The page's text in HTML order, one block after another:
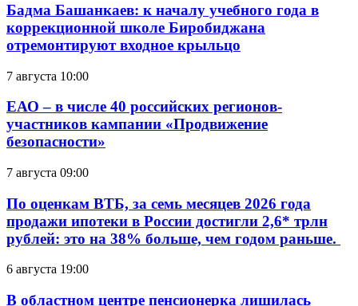
Бадма Башанкаев: к началу учебного года в
коррекционной школе Биробиджана
отремонтируют входное крыльцо
7 августа 10:00
ЕАО – в числе 40 российских регионов-
участников кампании «Продвижение
безопасности»
7 августа 09:00
По оценкам ВТБ, за семь месяцев 2026 года
продажи ипотеки в России достигли 2,6* трлн
рублей: это на 38% больше, чем годом раньше.
6 августа 19:00
В областном центре пенсионерка лишилась